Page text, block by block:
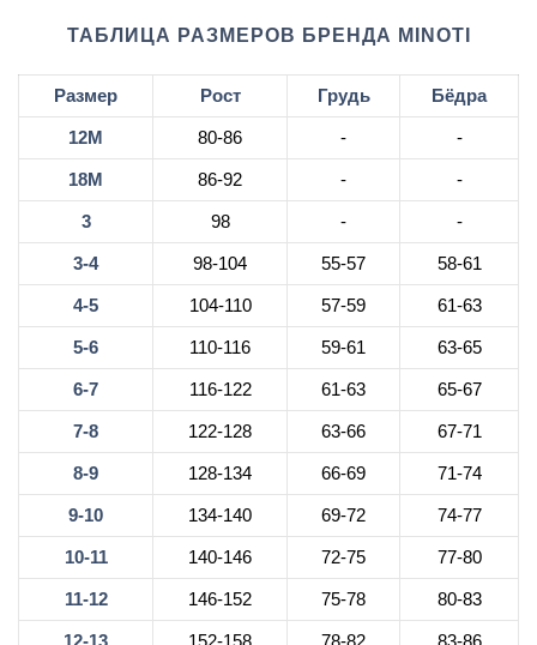
ТАБЛИЦА РАЗМЕРОВ БРЕНДА MINOTI
Размер Рост Грудь Бёдра
12М 80-86 - -
18М 86-92 - -
3 98 - -
3-4 98-104 55-57 58-61
4-5 104-110 57-59 61-63
5-6 110-116 59-61 63-65
6-7 116-122 61-63 65-67
7-8 122-128 63-66 67-71
8-9 128-134 66-69 71-74
9-10 134-140 69-72 74-77
10-11 140-146 72-75 77-80
11-12 146-152 75-78 80-83
12-13 152-158 78-82 83-86